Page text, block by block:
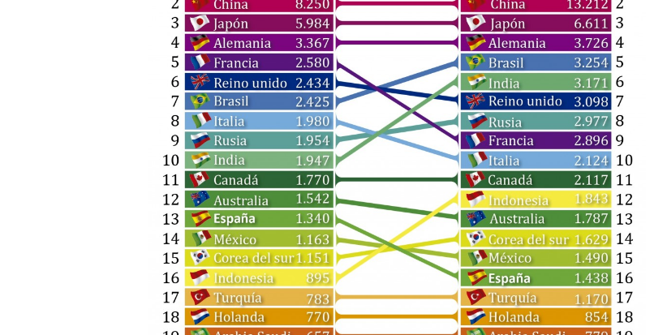
Crear empresa online vs proceso tradicional: ventajas reales para pymes
29/05/2026
CÃ³mo afrontar una baja mÃ©dica cuando trabajas por cuenta propia
26/05/2026